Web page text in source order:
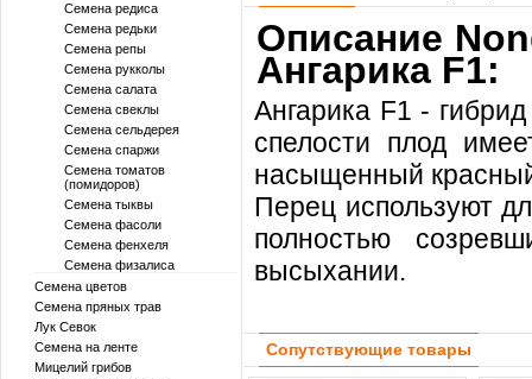
Семена редиса
Семена редьки
Семена репы
Семена рукколы
Семена салата
Семена свеклы
Семена сельдерея
Семена спаржи
Семена томатов
(помидоров)
Семена тыквы
Семена фасоли
Семена фенхеля
Семена физалиса
Семена цветов
Семена пряных трав
Лук Севок
Семена на ленте
Мицелий грибов
Описание
Ангарика F1:
Ангарика F1 -
спелости плод
насыщенный
Перец используют
полностью
высыхании.
Сопутствующие товары